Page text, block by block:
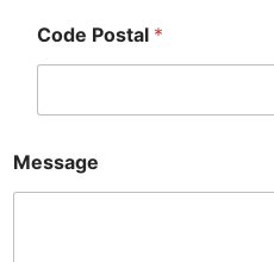
Code Postal *
Message